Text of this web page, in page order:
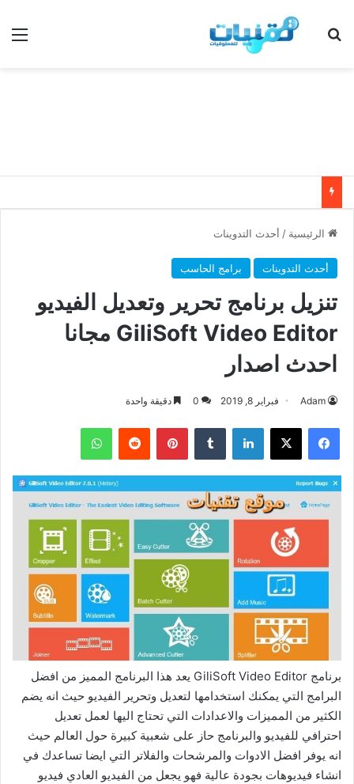
بحث عن
الرئيسية / أحدث التدوينات
أحدث التدوينات برامج الحاسب
تنزيل برنامج تحرير وتعديل الفيديو
GiliSoft Video Editor مجانا
احدث اصدار
Adam فبراير 8, 2019 0 دقيقة واحدة
فيسبوك ‫X لينكدإن بينتيريست واتساب
برنامج GiliSoft Video Editor يعد هذا البرنامج المميز من افضل
البرامج التي يمكنك استخدامها لتعديل وتحرير الفيديو حيث انه يضم
الكثير من المميزات والاعدادات التي تحتاج اليها لعمل تعديل
احترافي للفيديو والبرنامج حاز على شعبية كبيرة حول العالم حيث
انه يوفر افضل الادوات والمرشحات والفلاتر التي ايضا تساعدك في
انشاء فيديوهات بجودة عالية فهو يجعل من الفيديو العادي فيديو